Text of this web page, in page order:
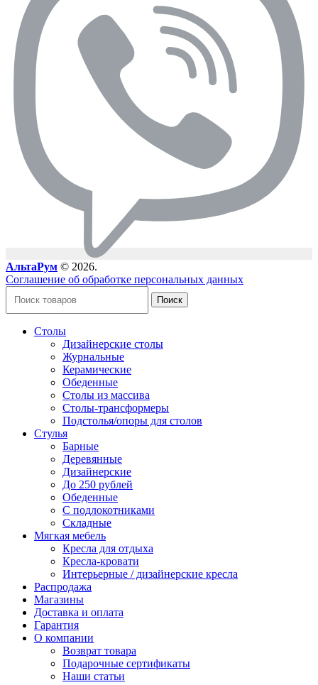
АльтаРум © 2026.
Соглашение об обработке персональных данных
Поиск
Столы
Дизайнерские столы
Журнальные
Керамические
Обеденные
Столы из массива
Столы-трансформеры
Подстолья/опоры для столов
Стулья
Барные
Деревянные
Дизайнерские
До 250 рублей
Обеденные
С подлокотниками
Складные
Мягкая мебель
Кресла для отдыха
Кресла-кровати
Интерьерные / дизайнерские кресла
Распродажа
Магазины
Доставка и оплата
Гарантия
О компании
Возврат товара
Подарочные сертификаты
Наши статьи